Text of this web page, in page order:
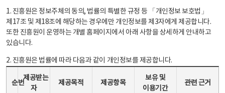
1. 진흥원은 정보주체의 동의, 법률의 특별한 규정 등 「개인정보 보호법」
제17조 및 제18조에 해당하는 경우에만 개인정보를 제3자에게 제공합니다.
또한 진흥원이 운영하는 개별 홈페이지에서 아래 사항을 상세하게 안내하고
있습니다.
2. 진흥원은 법률에 따라 다음과 같이 개인정보를 제공합니다.
순번
제공받는
자
제공목적 제공항목
보유 및
이용기간
관련 근거